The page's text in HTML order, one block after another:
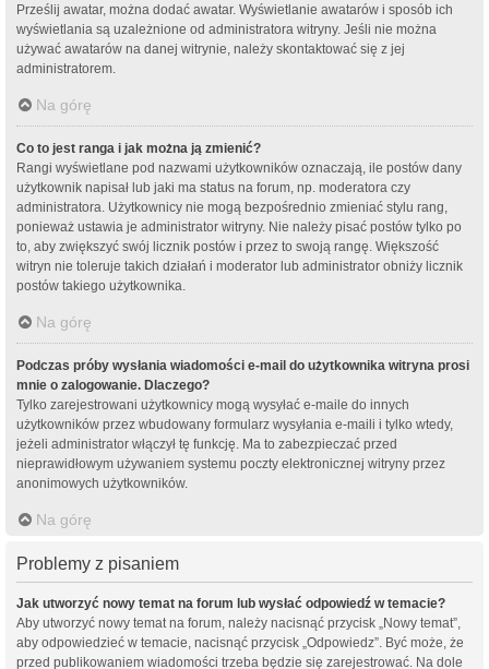
Prześlij awatar, można dodać awatar. Wyświetlanie awatarów i sposób ich
wyświetlania są uzależnione od administratora witryny. Jeśli nie można
używać awatarów na danej witrynie, należy skontaktować się z jej
administratorem.
Na górę
Co to jest ranga i jak można ją zmienić?
Rangi wyświetlane pod nazwami użytkowników oznaczają, ile postów dany
użytkownik napisał lub jaki ma status na forum, np. moderatora czy
administratora. Użytkownicy nie mogą bezpośrednio zmieniać stylu rang,
ponieważ ustawia je administrator witryny. Nie należy pisać postów tylko po
to, aby zwiększyć swój licznik postów i przez to swoją rangę. Większość
witryn nie toleruje takich działań i moderator lub administrator obniży licznik
postów takiego użytkownika.
Na górę
Podczas próby wysłania wiadomości e-mail do użytkownika witryna prosi
mnie o zalogowanie. Dlaczego?
Tylko zarejestrowani użytkownicy mogą wysyłać e-maile do innych
użytkowników przez wbudowany formularz wysyłania e-maili i tylko wtedy,
jeżeli administrator włączył tę funkcję. Ma to zabezpieczać przed
nieprawidłowym używaniem systemu poczty elektronicznej witryny przez
anonimowych użytkowników.
Na górę
Problemy z pisaniem
Jak utworzyć nowy temat na forum lub wysłać odpowiedź w temacie?
Aby utworzyć nowy temat na forum, należy nacisnąć przycisk „Nowy temat”,
aby odpowiedzieć w temacie, nacisnąć przycisk „Odpowiedz”. Być może, że
przed publikowaniem wiadomości trzeba będzie się zarejestrować. Na dole